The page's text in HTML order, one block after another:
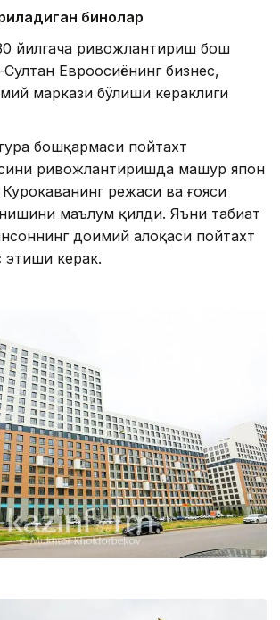
бинолар
йилгача ривожлантириш бош
Евроосиёнинг бизнес,
маркази бўлиши кераклиги
бошқармаси пойтахт
ривожлантиришда машҳур япон
режаси ва ғояси
маълум қилди. Яъни табиат
доимий алоқаси пойтахт
этиши керак.